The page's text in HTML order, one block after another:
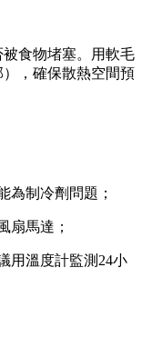
食物堵塞。用軟毛
，確保散熱空間預
為制冷劑問題；
扇馬達；
用溫度計監測24小